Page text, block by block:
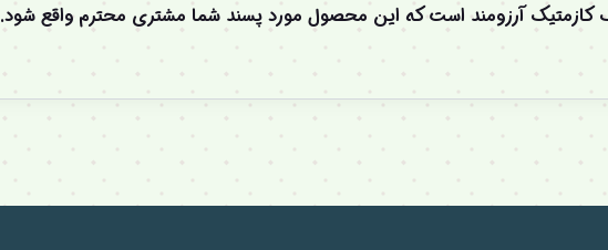
کازمتیک آرزومند است که این محصول مورد پسند شما مشتری محترم واقع شود.